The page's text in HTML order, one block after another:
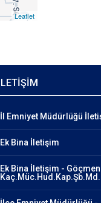
Leaflet
İl Emniyet Müdürlüğü
Ek Bina İletişim
Ek Bina İletişim - Göçmen
Kaç.Müc.Hud.Kap.Şb.Md.